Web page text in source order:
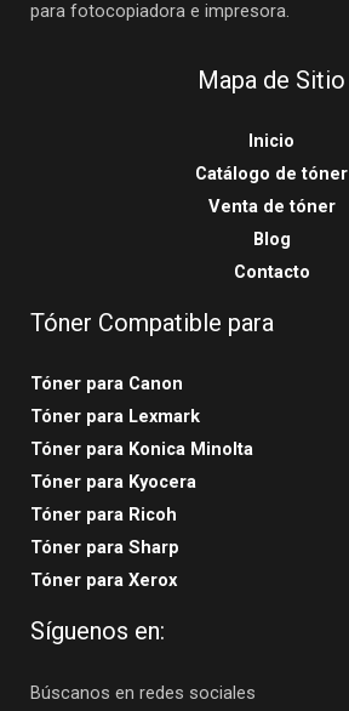
para fotocopiadora e impresora.
Mapa de Sitio
Inicio
Catálogo de tóner
Venta de tóner
Blog
Contacto
Tóner Compatible para
Tóner para Canon
Tóner para Lexmark
Tóner para Konica Minolta
Tóner para Kyocera
Tóner para Ricoh
Tóner para Sharp
Tóner para Xerox
Síguenos en:
Búscanos en redes sociales